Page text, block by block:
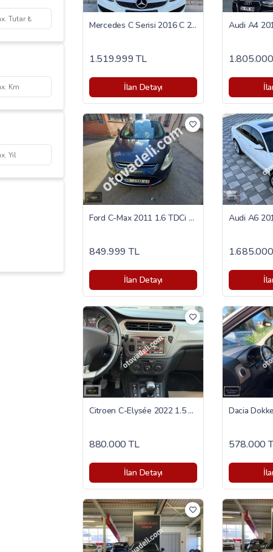
Mercedes C Serisi 2016 C 200 D AMG
1.519.999 TL
İlan Detayı
Ford C-Max 2011 1.6 TDCi Titanium
849.999 TL
İlan Detayı
Citroen C-Elysée 2022 1.5 BlueHDI Feel
880.000 TL
İlan Detayı
578.000